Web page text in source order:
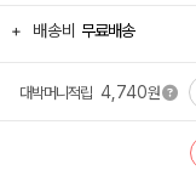
+ 배송비 무료배송
대박머니적립 4,740원